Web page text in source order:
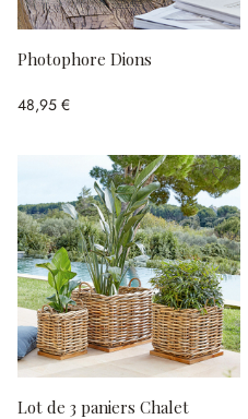
Photophore Dions
48,95 €
Lot de 3 paniers Chalet